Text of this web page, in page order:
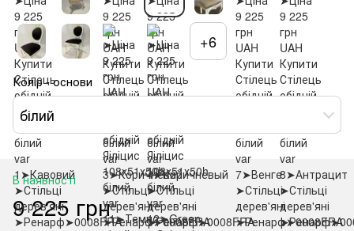
+6
Колір - основи
білий
В наявності
9 225 грн